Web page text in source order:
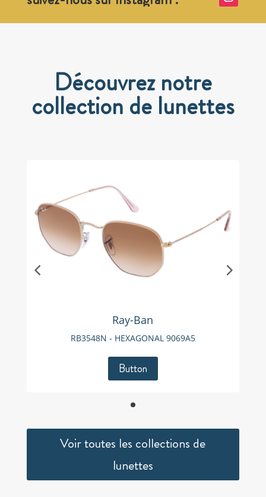
Découvrez notre
collection de lunettes
Ray-Ban
RB3548N - HEXAGONAL 9069A5
Button
Voir toutes les collections de
lunettes